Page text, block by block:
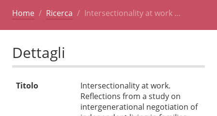
Home Ricerca Intersectionality at work …
Dettagli
Titolo
Intersectionality at work.
Reflections from a study on
intergenerational negotiation of